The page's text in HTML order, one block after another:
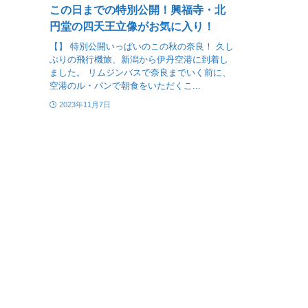
この日までの特別公開！興福寺・北
円堂の四天王立像がお気に入り！
【】 特別公開いっぱいのこの秋の奈良！ 久し
ぶりの飛行機旅、新潟から伊丹空港に到着し
ました。 リムジンバスで奈良までいく前に、
空港のル・パンで朝食をいただくこ...
2023年11月7日